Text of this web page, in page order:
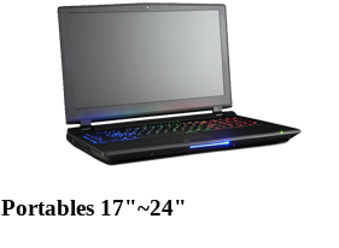
Portables 17"~24"